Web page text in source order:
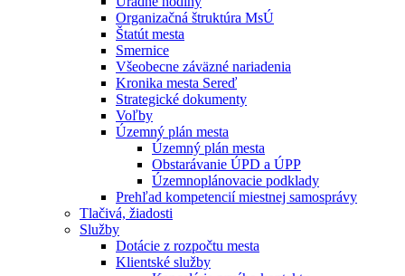
Organizačná štruktúra MsÚ
Štatút mesta
Smernice
Všeobecne záväzné nariadenia
Kronika mesta Sereď
Strategické dokumenty
Voľby
Územný plán mesta
Územný plán mesta
Obstarávanie ÚPD a ÚPP
Územnoplánovacie podklady
Prehľad kompetencií miestnej samosprávy
Tlačivá, žiadosti
Služby
Dotácie z rozpočtu mesta
Klientské služby